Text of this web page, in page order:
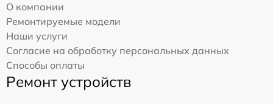
О компании
Ремонтируемые модели
Наши услуги
Согласие на обработку персональных данных
Способы оплаты
Ремонт устройств